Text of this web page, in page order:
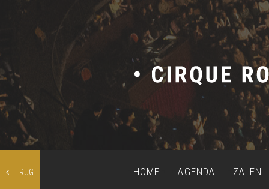
TERUG HOME AGENDA ZALEN